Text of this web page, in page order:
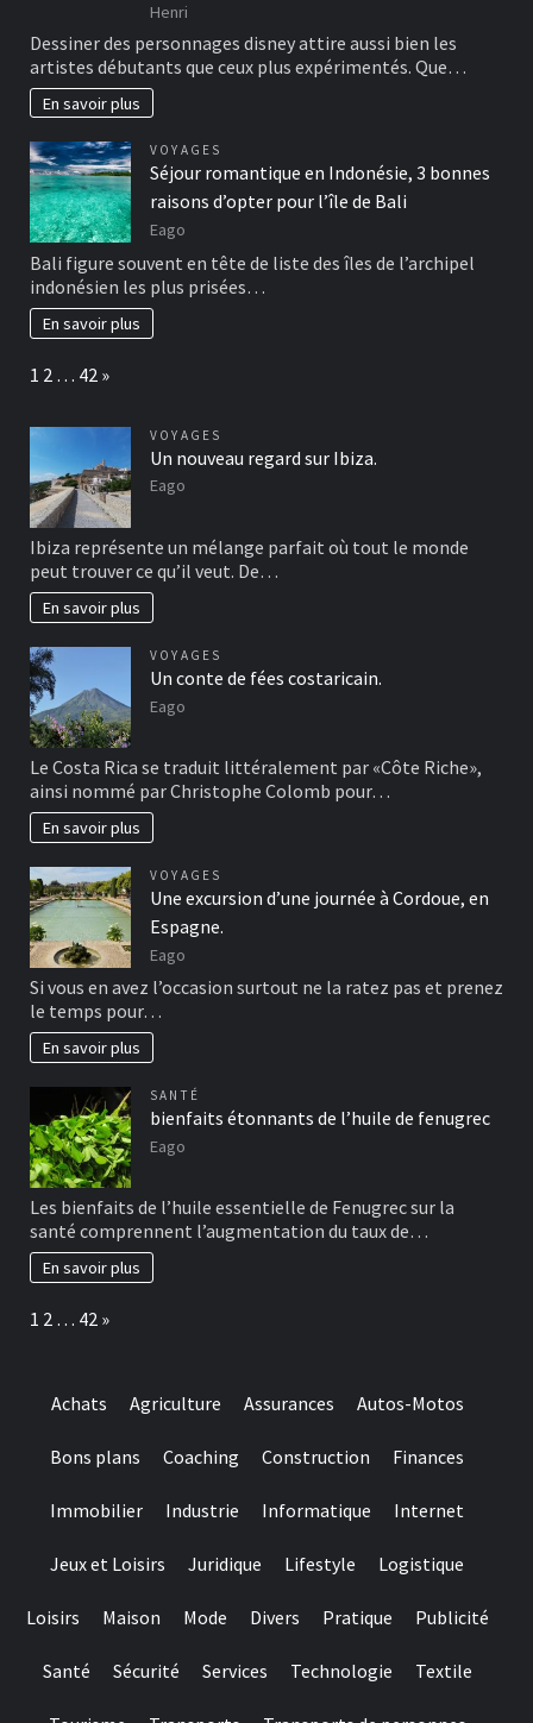
Henri
Dessiner des personnages disney attire aussi bien les
artistes débutants que ceux plus expérimentés. Que…
En savoir plus
VOYAGES
Séjour romantique en Indonésie, 3 bonnes
raisons d’opter pour l’île de Bali
Eago
Bali figure souvent en tête de liste des îles de l’archipel
indonésien les plus prisées…
En savoir plus
Page:
1 2 … 42 Next
»
VOYAGES
Un nouveau regard sur Ibiza.
Eago
Ibiza représente un mélange parfait où tout le monde
peut trouver ce qu’il veut. De…
En savoir plus
VOYAGES
Un conte de fées costaricain.
Eago
Le Costa Rica se traduit littéralement par «Côte Riche»,
ainsi nommé par Christophe Colomb pour…
En savoir plus
VOYAGES
Une excursion d’une journée à Cordoue, en
Espagne.
Eago
Si vous en avez l’occasion surtout ne la ratez pas et prenez
le temps pour…
En savoir plus
SANTÉ
bienfaits étonnants de l’huile de fenugrec
Eago
Les bienfaits de l’huile essentielle de Fenugrec sur la
santé comprennent l’augmentation du taux de…
En savoir plus
Page:
1 2 … 42 Next
»
Achats Agriculture Assurances Autos-Motos
Bons plans Coaching Construction Finances
Immobilier Industrie Informatique Internet
Jeux et Loisirs Juridique Lifestyle Logistique
Loisirs Maison Mode Divers Pratique Publicité
Santé Sécurité Services Technologie Textile